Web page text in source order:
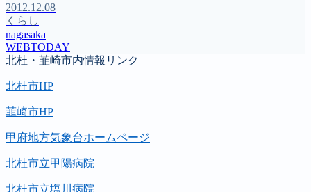
2012.12.08
くらし
nagasaka
WEBTODAY
北杜・韮崎市内情報リンク
北杜市HP
韮崎市HP
甲府地方気象台ホームページ
北杜市立甲陽病院
北杜市立塩川病院